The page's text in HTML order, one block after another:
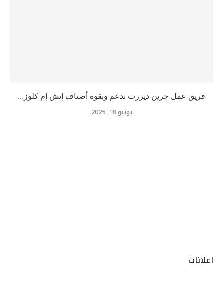
فريق عمل جرين ديزرت ندعم وبقوة أصناف إتش إم كلوز...
يونيو 18, 2025
اعلانات